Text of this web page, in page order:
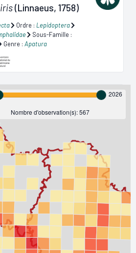
(Linnaeus, 1758)
Ordre : Lepidoptera
Sous-Famille :
Genre : Apatura
2026
Nombre d'observation(s): 567